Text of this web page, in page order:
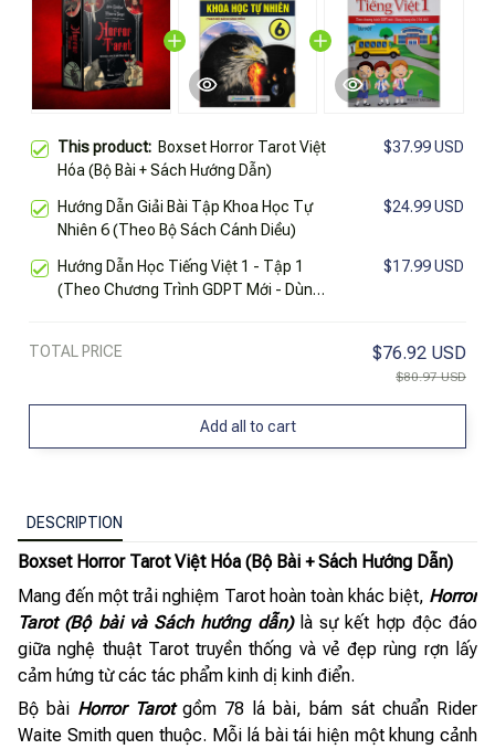
This product: Boxset Horror Tarot Việt
Hóa (Bộ Bài + Sách Hướng Dẫn)
$37.99 USD
Hướng Dẫn Giải Bài Tập Khoa Học Tự
Nhiên 6 (Theo Bộ Sách Cánh Diều)
$24.99 USD
Hướng Dẫn Học Tiếng Việt 1 - Tập 1
(Theo Chương Trình GDPT Mới - Dùng
$17.99 USD
TOTAL PRICE $76.92 USD
$80.97 USD
Add all to cart
DESCRIPTION
Boxset Horror Tarot Việt Hóa (Bộ Bài + Sách Hướng Dẫn)
Mang đến một trải nghiệm Tarot hoàn toàn khác biệt, Horror
Tarot (Bộ bài và Sách hướng dẫn)là sự kết hợp độc đáo
giữa nghệ thuật Tarot truyền thống và vẻ đẹp rùng rợn lấy
cảm hứng từ các tác phẩm kinh dị kinh điển.
Bộ bài Horror Tarot gồm 78 lá bài, bám sát chuẩn Rider
Waite Smith quen thuộc. Mỗi lá bài tái hiện một khung cảnh